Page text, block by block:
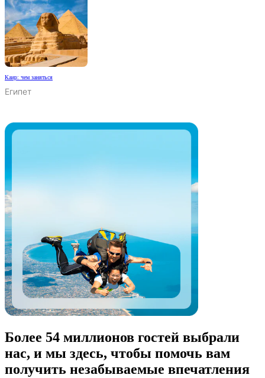
Каир: чем заняться
Египет
Более 54 миллионов гостей выбрали
нас, и мы здесь, чтобы помочь вам
получить незабываемые впечатления